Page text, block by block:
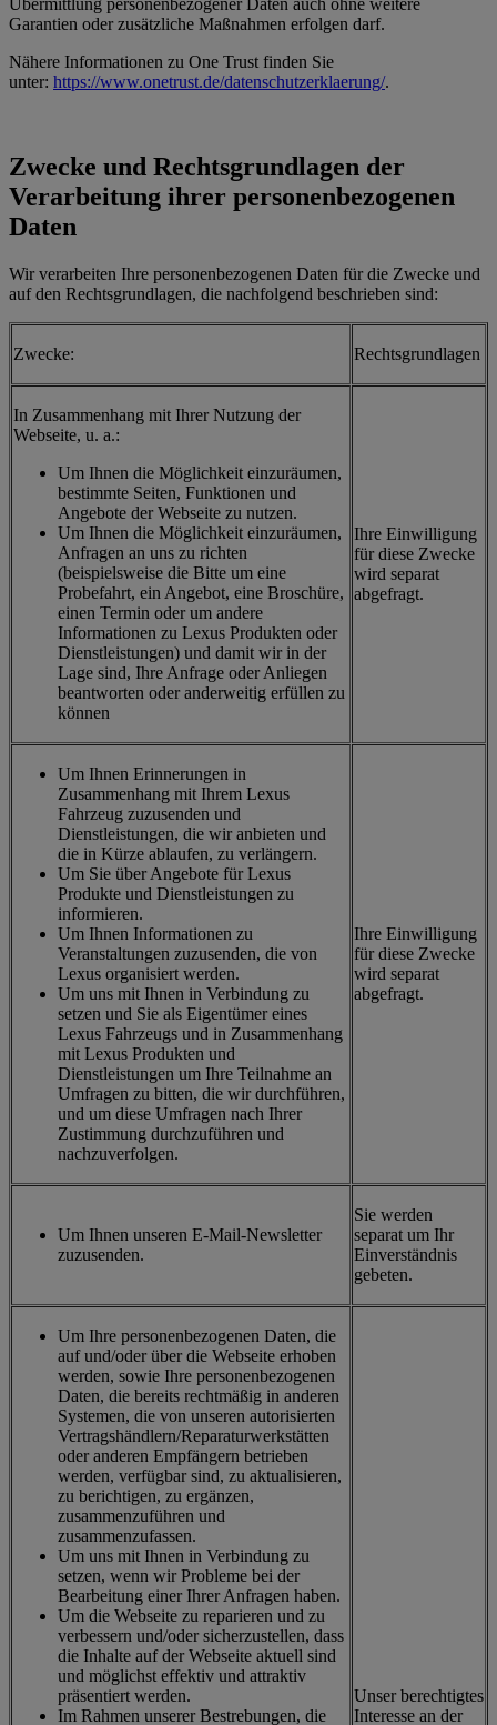
Übermittlung personenbezogener Daten auch ohne weitere
Garantien oder zusätzliche Maßnahmen erfolgen darf.
Nähere Informationen zu One Trust finden Sie
unter: https://www.onetrust.de/datenschutzerklaerung/.
Zwecke und Rechtsgrundlagen der
Verarbeitung ihrer personenbezogenen
Daten
Wir verarbeiten Ihre personenbezogenen Daten für die Zwecke und
auf den Rechtsgrundlagen, die nachfolgend beschrieben sind:
Zwecke: Rechtsgrundlagen
In Zusammenhang mit Ihrer Nutzung der
Webseite, u. a.:
Um Ihnen die Möglichkeit einzuräumen,
bestimmte Seiten, Funktionen und
Angebote der Webseite zu nutzen.
Um Ihnen die Möglichkeit einzuräumen,
Anfragen an uns zu richten
(beispielsweise die Bitte um eine
Probefahrt, ein Angebot, eine Broschüre,
einen Termin oder um andere
Informationen zu Lexus Produkten oder
Dienstleistungen) und damit wir in der
Lage sind, Ihre Anfrage oder Anliegen
beantworten oder anderweitig erfüllen zu
können
Ihre Einwilligung
für diese Zwecke
wird separat
abgefragt.
Um Ihnen Erinnerungen in
Zusammenhang mit Ihrem Lexus
Fahrzeug zuzusenden und
Dienstleistungen, die wir anbieten und
die in Kürze ablaufen, zu verlängern.
Um Sie über Angebote für Lexus
Produkte und Dienstleistungen zu
informieren.
Um Ihnen Informationen zu
Veranstaltungen zuzusenden, die von
Lexus organisiert werden.
Um uns mit Ihnen in Verbindung zu
setzen und Sie als Eigentümer eines
Lexus Fahrzeugs und in Zusammenhang
mit Lexus Produkten und
Dienstleistungen um Ihre Teilnahme an
Umfragen zu bitten, die wir durchführen,
und um diese Umfragen nach Ihrer
Zustimmung durchzuführen und
nachzuverfolgen.
Ihre Einwilligung
für diese Zwecke
wird separat
abgefragt.
Um Ihnen unseren E-Mail-Newsletter
zuzusenden.
Sie werden
separat um Ihr
Einverständnis
gebeten.
Um Ihre personenbezogenen Daten, die
auf und/oder über die Webseite erhoben
werden, sowie Ihre personenbezogenen
Daten, die bereits rechtmäßig in anderen
Systemen, die von unseren autorisierten
Vertragshändlern/Reparaturwerkstätten
oder anderen Empfängern betrieben
werden, verfügbar sind, zu aktualisieren,
zu berichtigen, zu ergänzen,
zusammenzuführen und
zusammenzufassen.
Um uns mit Ihnen in Verbindung zu
setzen, wenn wir Probleme bei der
Bearbeitung einer Ihrer Anfragen haben.
Um die Webseite zu reparieren und zu
verbessern und/oder sicherzustellen, dass
die Inhalte auf der Webseite aktuell sind
und möglichst effektiv und attraktiv
präsentiert werden.
Im Rahmen unserer Bestrebungen, die
Unser berechtigtes
Interesse an der